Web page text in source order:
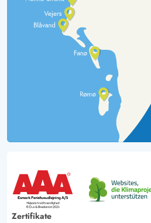
Zertifikate